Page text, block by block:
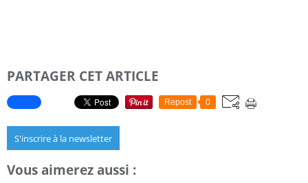
PARTAGER CET ARTICLE
Repost 0
S'inscrire à la newsletter
Vous aimerez aussi :